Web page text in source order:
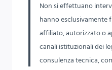
Non si effettuano
hanno esclusivamente
affiliato, autorizzato o
canali istituzionali dei
consulenza tecnica,